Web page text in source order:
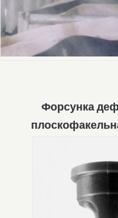
Форсунка